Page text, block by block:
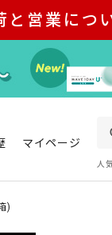
と営業につ
マイページ
人
)